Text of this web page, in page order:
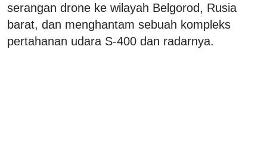
serangan drone ke wilayah Belgorod, Rusia
barat, dan menghantam sebuah kompleks
pertahanan udara S-400 dan radarnya.